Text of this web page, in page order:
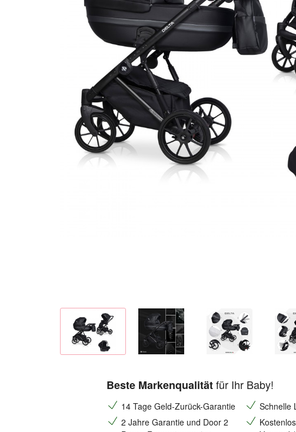
Beste Markenqualitätfür Ihr Baby!
14 Tage Geld-Zurück-Garantie
Schnelle
2 Jahre Garantie und Door 2